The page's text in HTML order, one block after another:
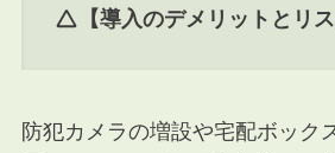
【導入のデメリットとリス
防犯カメラの増設や宅配ボック